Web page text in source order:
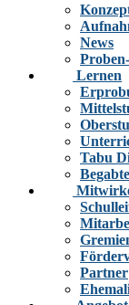
News
Lernen
Tabu
Partner